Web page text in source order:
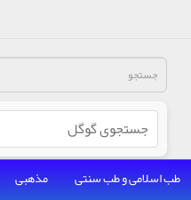
طب اسلامی و طب سنتی مذهبی